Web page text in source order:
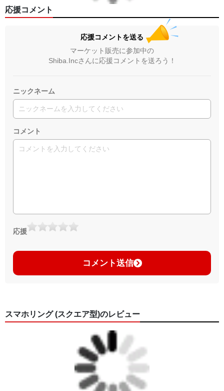
応援コメント
応援コメントを送る
マーケット販売に参加中の
Shiba.Incさんに応援コメントを送ろう！
ニックネーム
コメント
応援
コメント送信
スマホリング (スクエア型)のレビュー